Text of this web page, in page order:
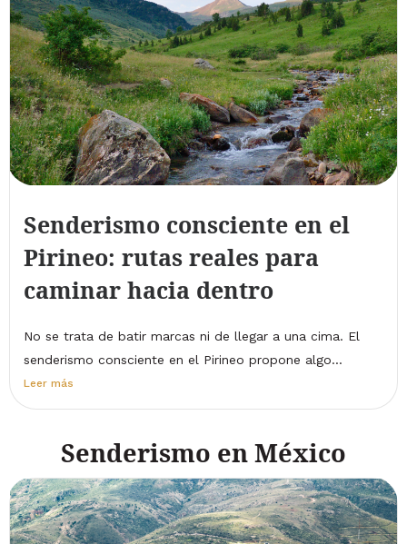
Senderismo consciente en el
Pirineo: rutas reales para
caminar hacia dentro
No se trata de batir marcas ni de llegar a una cima. El
senderismo consciente en el Pirineo propone algo...
Leer más
Senderismo en México